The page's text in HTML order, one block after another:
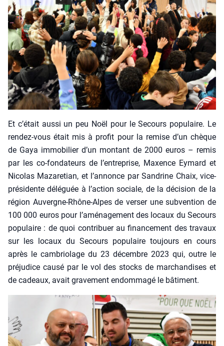
Et c’était aus­si un peu Noël pour le Secours popu­laire. Le
ren­dez-vous était mis à pro­fit pour la remise d’un chèque
de Gaya immo­bi­lier d’un mon­tant de 2000 euros – remis
par les co-fon­da­teurs de l’entreprise, Maxence Eymard et
Nico­las Maza­re­tian, et l’annonce par San­drine Chaix, vice-
pré­si­dente délé­guée à l’action sociale, de la déci­sion de la
région Auvergne-Rhône-Alpes de ver­ser une sub­ven­tion de
100 000 euros pour l’aménagement des locaux du Secours
popu­laire : de quoi contri­buer au finan­ce­ment des tra­vaux
sur les locaux du Secours popu­laire tou­jours en cours
après le cam­brio­lage du 23 décembre 2023 qui, outre le
pré­ju­dice cau­sé par le vol des stocks de mar­chan­dises et
de cadeaux, avait gra­ve­ment endom­ma­gé le bâti­ment.